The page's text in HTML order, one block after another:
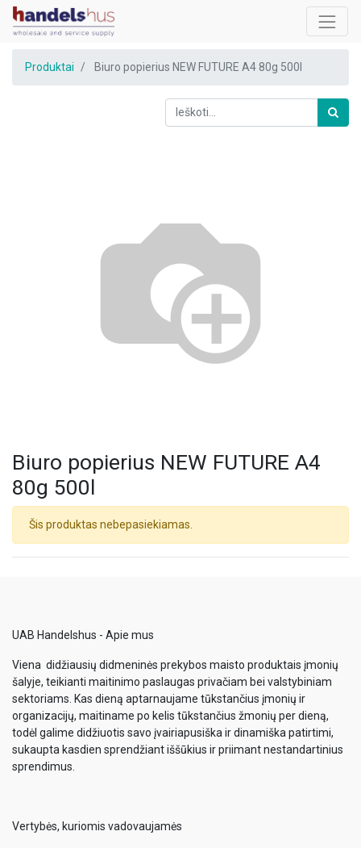
Produktai Biuro popierius NEW FUTURE A4 80g 500l
Biuro popierius NEW FUTURE A4
80g 500l
Šis produktas nebepasiekiamas.
UAB Handelshus - Apie mus
Viena didžiausių didmeninės prekybos maisto produktais įmonių
šalyje, teikianti maitinimo paslaugas privačiam bei valstybiniam
sektoriams. Kas dieną aptarnaujame tūkstančius įmonių ir
organizacijų, maitiname po kelis tūkstančius žmonių per dieną,
todėl galime didžiuotis savo įvairiapusiška ir dinamiška patirtimi,
sukaupta kasdien sprendžiant iššūkius ir priimant nestandartinius
sprendimus.
Vertybės, kuriomis vadovaujamės